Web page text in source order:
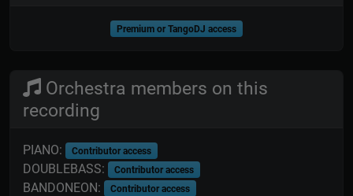
Premium or TangoDJ access
Orchestra members on this
recording
PIANO: Contributor access
DOUBLEBASS: Contributor access
BANDONEON: Contributor access